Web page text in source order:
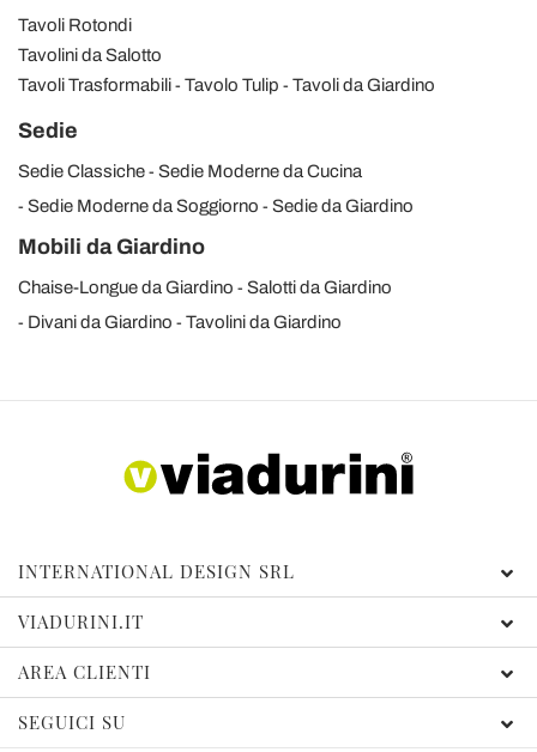
Tavoli Rotondi
Tavolini da Salotto
Tavoli Trasformabili
Tavolo Tulip Tavoli da Giardino
Sedie
Sedie Classiche
Sedie Moderne da Cucina
Sedie Moderne da Soggiorno
Sedie da Giardino
Mobili da Giardino
Chaise-Longue da Giardino
Salotti da Giardino
Divani da Giardino
Tavolini da Giardino
INTERNATIONAL DESIGN SRL
VIADURINI.IT
AREA CLIENTI
SEGUICI SU